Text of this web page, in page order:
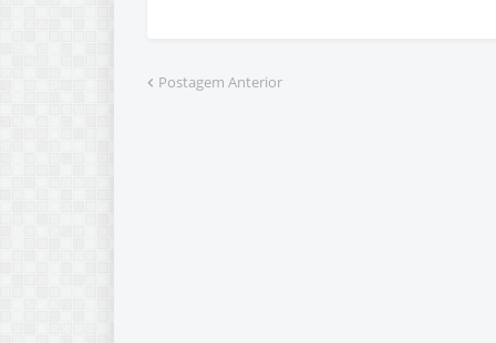
Postagem Anterior